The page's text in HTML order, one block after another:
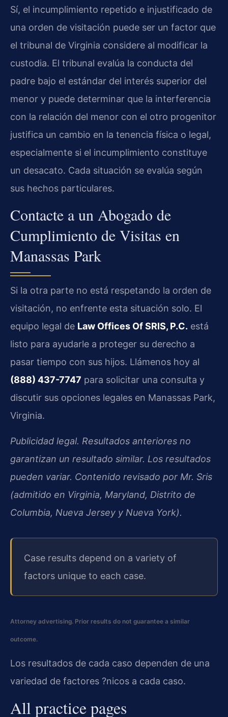
Sí, el incumplimiento repetido e injustificado de
una orden de visitación puede ser un factor que
el tribunal de Virginia considere al modificar la
custodia. El tribunal evalúa la conducta del
padre bajo el estándar del interés superior del
menor y puede determinar que la interferencia
con la relación del menor con el otro progenitor
justifica un cambio en la tenencia física o legal,
especialmente si el incumplimiento constituye
un desacato. Cada situación se evalúa según
sus hechos particulares.
Contacte a un Abogado de
Cumplimiento de Visitas en
Manassas Park
Si la otra parte no está respetando la orden de
visitación, no enfrente esta situación solo. El
equipo legal de Law Offices Of SRIS, P.C. está
listo para ayudarle a proteger su derecho a
pasar tiempo con sus hijos. Llámenos hoy al
(888) 437-7747 para solicitar una consulta y
discutir sus opciones legales en Manassas Park,
Virginia.
Publicidad legal. Resultados anteriores no
garantizan un resultado similar. Los resultados
pueden variar. Contenido revisado por Mr. Sris
(admitido en Virginia, Maryland, Distrito de
Columbia, Nueva Jersey y Nueva York).
Case results depend on a variety of
factors unique to each case.
Attorney advertising. Prior results do not guarantee a similar
outcome.
Los resultados de cada caso dependen de una
variedad de factores ?nicos a cada caso.
All practice pages